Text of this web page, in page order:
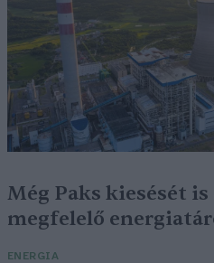
Még Paks kiesését
megfelelő
ENERGIA